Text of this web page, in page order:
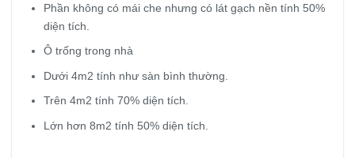
Phần không có mái che nhưng có lát gạch nền tính 50%
diện tích.
Ô trống trong nhà
Dưới 4m2 tính như sàn bình thường.
Trên 4m2 tính 70% diện tích.
Lớn hơn 8m2 tính 50% diện tích.